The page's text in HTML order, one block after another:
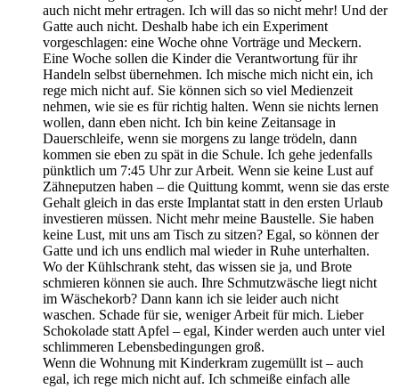
auch nicht mehr ertragen. Ich will das so nicht mehr! Und der
Gatte auch nicht. Deshalb habe ich ein Experiment
vorgeschlagen: eine Woche ohne Vorträge und Meckern.
Eine Woche sollen die Kinder die Verantwortung für ihr
Handeln selbst übernehmen. Ich mische mich nicht ein, ich
rege mich nicht auf. Sie können sich so viel Medienzeit
nehmen, wie sie es für richtig halten. Wenn sie nichts lernen
wollen, dann eben nicht. Ich bin keine Zeitansage in
Dauerschleife, wenn sie morgens zu lange trödeln, dann
kommen sie eben zu spät in die Schule. Ich gehe jedenfalls
pünktlich um 7:45 Uhr zur Arbeit. Wenn sie keine Lust auf
Zähneputzen haben – die Quittung kommt, wenn sie das erste
Gehalt gleich in das erste Implantat statt in den ersten Urlaub
investieren müssen. Nicht mehr meine Baustelle. Sie haben
keine Lust, mit uns am Tisch zu sitzen? Egal, so können der
Gatte und ich uns endlich mal wieder in Ruhe unterhalten.
Wo der Kühlschrank steht, das wissen sie ja, und Brote
schmieren können sie auch. Ihre Schmutzwäsche liegt nicht
im Wäschekorb? Dann kann ich sie leider auch nicht
waschen. Schade für sie, weniger Arbeit für mich. Lieber
Schokolade statt Apfel – egal, Kinder werden auch unter viel
schlimmeren Lebensbedingungen groß.
Wenn die Wohnung mit Kinderkram zugemüllt ist – auch
egal, ich rege mich nicht auf. Ich schmeiße einfach alle